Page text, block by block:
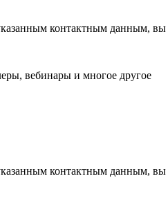
контактным данным, вы
вебинары и многое другое
контактным данным, вы